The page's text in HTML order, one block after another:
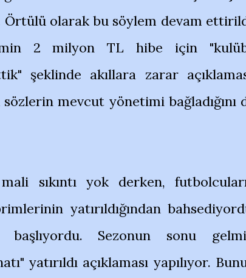
Örtülü olarak bu söylem devam
2 milyon TL hibe için
şeklinde akıllara zarar
mevcut yönetimi bağladığını
sıkıntı yok derken,
yatırıldığından
Sezonun sonu
yatırıldı açıklaması yapılıyor.